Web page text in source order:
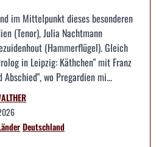
im Mittelpunkt dieses besonderen
(Tenor), Julia Nachtmann
(Hammerflügel). Gleich
in Leipzig: Käthchen" mit Franz
wo Pregardien mi...
Deutschland